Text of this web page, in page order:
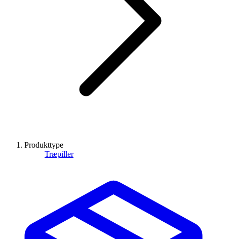
Produkttype
Træpiller